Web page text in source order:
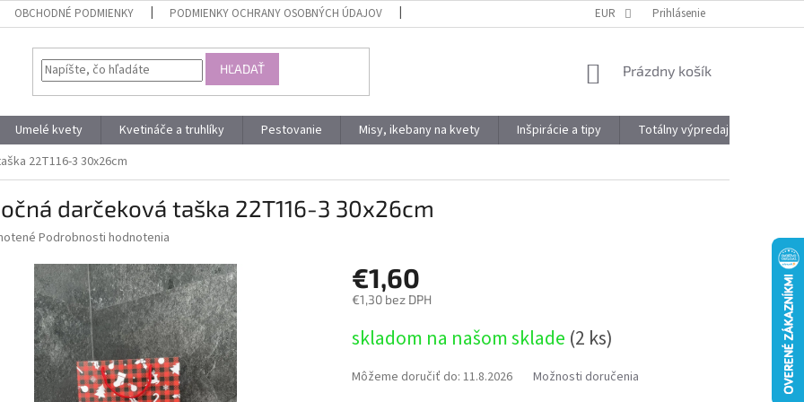
OBCHODNÉ PODMIENKY PODMIENKY OCHRANY OSOBNÝCH ÚDAJOV OBJEMOVÉ ZĽAVY VÝHODY REGISTRÁCIE
EUR Prihlásenie
HĽADAŤ
NÁKUPNÝ
Prázdny košík
Umelé kvety Kvetináče a truhlíky Pestovanie Misy, ikebany na kvety Inšpirácie a tipy Totálny výpredaj
22T116-3 30x26cm
darčeková taška 22T116-3 30x26cm
Podrobnosti hodnotenia
€1,60
€1,30 bez DPH
cena:
skladom na našom sklade (2 ks)
Môžeme doručiť do: 11.8.2026 Možnosti doručenia